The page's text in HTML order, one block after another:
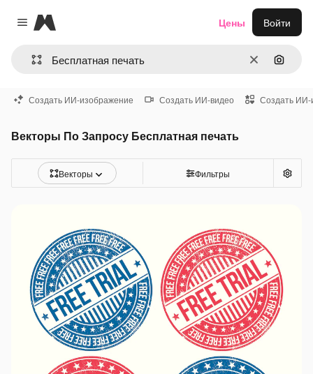
Close menu
Magnific
ОчиститьПоиск
Цены Войти
Создать ИИ-изображение Создать ИИ-видео Создать ИИ-
Векторы По Запросу Бесплатная печать
Векторы Фильтры